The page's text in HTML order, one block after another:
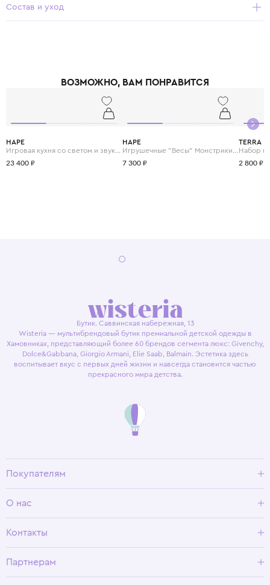
Состав и уход
ВОЗМОЖНО, ВАМ ПОНРАВИТСЯ
HAPE
Игровая кухня со светом и звуком "Готовим вместе"
23 400 ₽
HAPE
Игрушечные "Весы" Монстрики с брошюрой примеров на сложение и состав числа
7 300 ₽
TERRA
2 800 ₽
Бутик. Саввинская набережная, 13
Wisteria — мультибрендовый бутик премиальной детской одежды в
Хамовниках, представляющий более 60 брендов сегмента люкс: Givenchy,
Dolce&Gabbana, Giorgio Armani, Elie Saab, Balmain. Эстетика здесь
воспитывает вкус с первых дней жизни и навсегда становится частью
прекрасного мира детства.
Покупателям
Условия возврата
О нас
Программа лояльности
Контакты
Партнерам